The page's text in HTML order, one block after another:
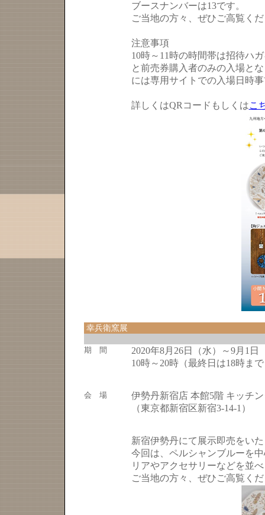
ブースナンバーは13です。
ご当地の方々、ぜひご高覧く
注意事項
10時～11時の時間帯は招待ハ
と前売券購入者のみの入場と
には専用サイトでの入場日時
詳しくはQRコードもしくはこ
幸兵衛窯展
期 間
2020年8月26日（水）～9月1日
10時～20時（最終日は18時ま
会 場
伊勢丹新宿店 本館5階 キッチ
（東京都新宿区新宿3-14-1）
新宿伊勢丹にて展示即売をい
今回は、ペルシャンブルーを
リアやアクセサリーなどを並
ご当地の方々、ぜひご高覧く